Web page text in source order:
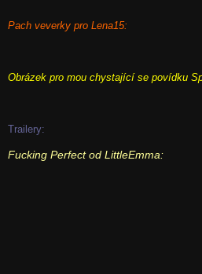
Pach veverky pro Lena15:
Obrázek pro mou chystající se povídku
Trailery:
Fucking Perfect od LittleEmma: